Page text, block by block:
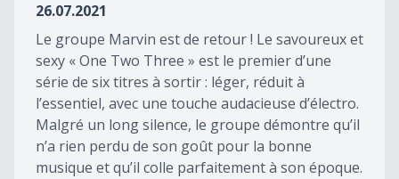
26.07.2021
Le groupe Marvin est de retour ! Le savoureux et
sexy « One Two Three » est le premier d’une
série de six titres à sortir : léger, réduit à
l’essentiel, avec une touche audacieuse d’électro.
Malgré un long silence, le groupe démontre qu’il
n’a rien perdu de son goût pour la bonne
musique et qu’il colle parfaitement à son époque.